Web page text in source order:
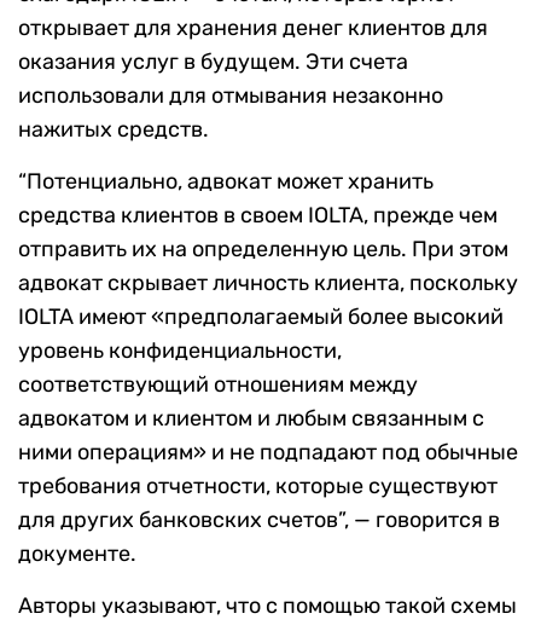
открывает для хранения денег клиентов для
оказания услуг в будущем. Эти счета
использовали для отмывания незаконно
нажитых средств.
“Потенциально, адвокат может хранить
средства клиентов в своем IOLTA, прежде чем
отправить их на определенную цель. При этом
адвокат скрывает личность клиента, поскольку
IOLTA имеют «предполагаемый более высокий
уровень конфиденциальности,
соответствующий отношениям между
адвокатом и клиентом и любым связанным с
ними операциям» и не подпадают под обычные
требования отчетности, которые существуют
для других банковских счетов”, — говорится в
документе.
Авторы указывают, что с помощью такой схемы